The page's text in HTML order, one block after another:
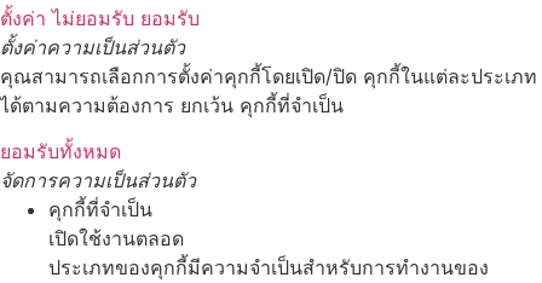
ตั้งค่า ไม่ยอมรับ ยอมรับ
ตั้งค่าความเป็นส่วนตัว
คุณสามารถเลือกการตั้งค่าคุกกี้โดยเปิด/ปิด คุกกี้ในแต่ละประเภท
ได้ตามความต้องการ ยกเว้น คุกกี้ที่จำเป็น
ยอมรับทั้งหมด
จัดการความเป็นส่วนตัว
คุกกี้ที่จำเป็น
เปิดใช้งานตลอด
ประเภทของคุกกี้มีความจำเป็นสำหรับการทำงานของ